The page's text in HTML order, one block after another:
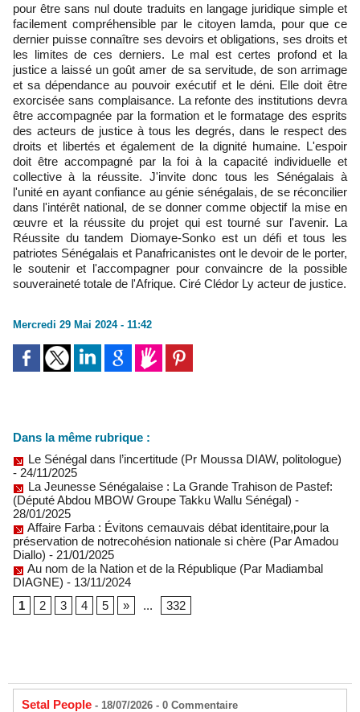
pour être sans nul doute traduits en langage juridique simple et
facilement compréhensible par le citoyen lamda, pour que ce
dernier puisse connaître ses devoirs et obligations, ses droits et
les limites de ces derniers. Le mal est certes profond et la
justice a laissé un goût amer de sa servitude, de son arrimage
et sa dépendance au pouvoir exécutif et le déni. Elle doit être
exorcisée sans complaisance. La refonte des institutions devra
être accompagnée par la formation et le formatage des esprits
des acteurs de justice à tous les degrés, dans le respect des
droits et libertés et également de la dignité humaine. L'espoir
doit être accompagné par la foi à la capacité individuelle et
collective à la réussite. J'invite donc tous les Sénégalais à
l'unité en ayant confiance au génie sénégalais, de se réconcilier
dans l'intérêt national, de se donner comme objectif la mise en
œuvre et la réussite du projet qui est tourné sur l'avenir. La
Réussite du tandem Diomaye-Sonko est un défi et tous les
patriotes Sénégalais et Panafricanistes ont le devoir de le porter,
le soutenir et l'accompagner pour convaincre de la possible
souveraineté totale de l'Afrique. Ciré Clédor Ly acteur de justice.
Mercredi 29 Mai 2024 - 11:42
Dans la même rubrique :
Le Sénégal dans l’incertitude (Pr Moussa DIAW, politologue)
- 24/11/2025
La Jeunesse Sénégalaise : La Grande Trahison de Pastef:
(Député Abdou MBOW Groupe Takku Wallu Sénégal) -
28/01/2025
Affaire Farba : Évitons cemauvais débat identitaire,pour la
préservation de notrecohésion nationale si chère (Par Amadou
Diallo) - 21/01/2025
Au nom de la Nation et de la République (Par Madiambal
DIAGNE) - 13/11/2024
1
2 3 4 5 » ... 332
Setal People - 18/07/2026 - 0 Commentaire